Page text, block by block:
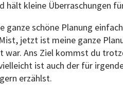
hält kleine Überraschungen
schöne Planung
jetzt ist meine ganze
Ans Ziel kommst du
ist auch der für
erzählst.